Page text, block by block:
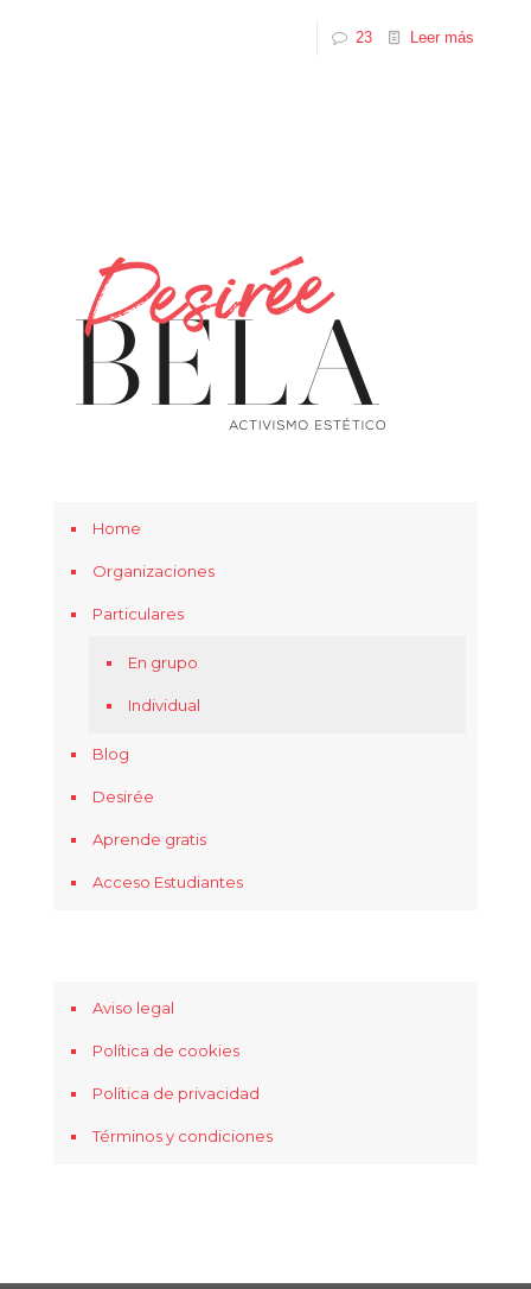
23 Leer más
Home
Organizaciones
Particulares
En grupo
Individual
Blog
Desirée
Aprende gratis
Acceso Estudiantes
Aviso legal
Política de cookies
Política de privacidad
Términos y condiciones